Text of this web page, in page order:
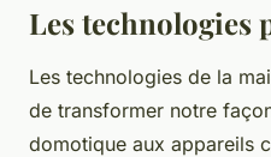
Les technologies
Les technologies de la
de transformer notre
domotique aux appareils